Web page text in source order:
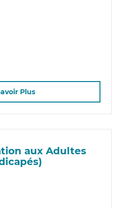
Plus
aux Adultes